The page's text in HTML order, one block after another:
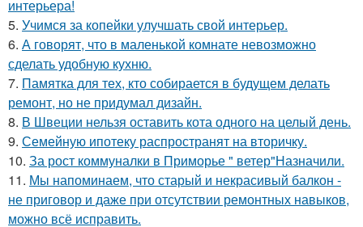
интерьера!
5. Учимся за копейки улучшать свой интерьер.
6. А говорят, что в маленькой комнате невозможно
сделать удобную кухню.
7. Памятка для тех, кто собирается в будущем делать
ремонт, но не придумал дизайн.
8. В Швеции нельзя оставить кота одного на целый день.
9. Семейную ипотеку распространят на вторичку.
10. За рост коммуналки в Приморье " ветер"Назначили.
11. Мы напоминаем, что старый и некрасивый балкон -
не приговор и даже при отсутствии ремонтных навыков,
можно всё исправить.